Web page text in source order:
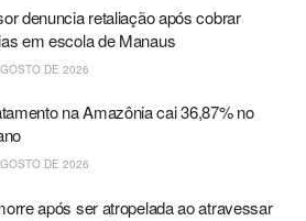
denuncia retaliação após cobrar
em escola de Manaus
DE 2026
na Amazônia cai 36,87% no
DE 2026
após ser atropelada ao atravessar